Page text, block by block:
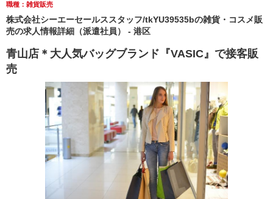
職種：雑貨販売
株式会社シーエーセールススタッフ/tkYU39535bの雑貨・コスメ販
売の求人情報詳細（派遣社員） - 港区
青山店＊大人気バッグブランド『VASIC』で接客販
売